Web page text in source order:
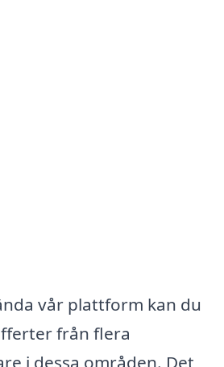
vår plattform kan du
från flera